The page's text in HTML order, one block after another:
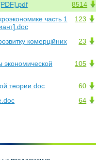
8514
123
часть 1
23
комерційних
105
60
теории.doc
64